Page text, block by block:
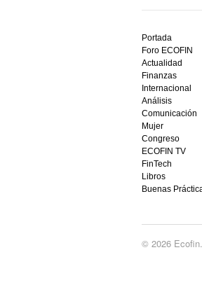
mejor
bono
sin
depósito
casino
en
España,
visita
este
sitio
y
ganar
hoy
Portada
Foro ECOFIN
Actualidad
Finanzas
Internacional
Análisis
Comunicación
Mujer
Congreso
ECOFIN TV
FinTech
Libros
Buenas
© 2026